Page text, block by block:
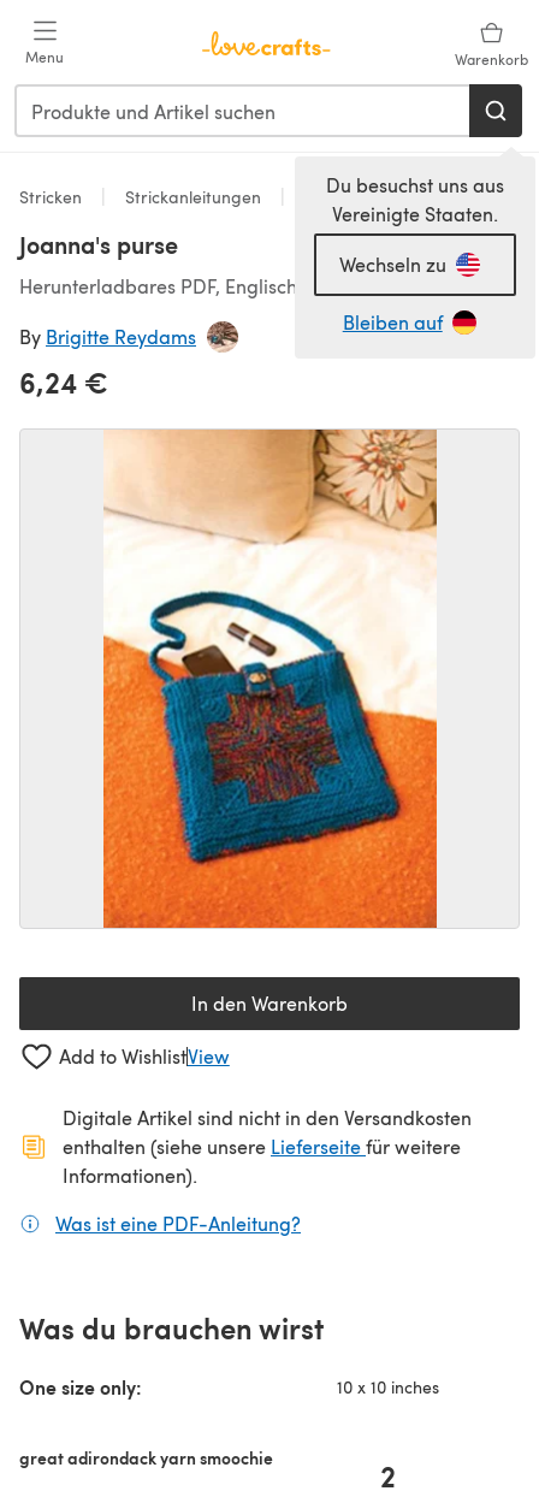
Menu Warenkorb
Du besuchst uns aus
Vereinigte Staaten.
Wechseln zu
Bleiben auf
Stricken Strickanleitungen Accessoires
Joanna's purse
Herunterladbares PDF, Englisch
By Brigitte Reydams
6,24 €
In den Warenkorb
Add to WishlistView
Digitale Artikel sind nicht in den Versandkosten
enthalten (siehe unsere Lieferseite(öffnet sich in
für weitere
Informationen).
Was ist eine PDF-Anleitung?
Was du brauchen wirst
One size only: 10 x 10 inches
great adirondack yarn smoochie 2